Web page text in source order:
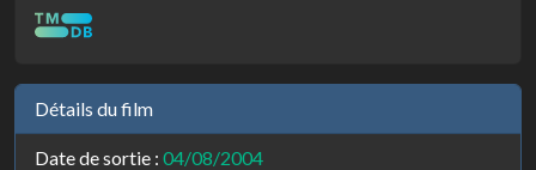
Détails du film
Date de sortie : 04/08/2004